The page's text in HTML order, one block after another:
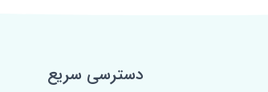
دسترسی سریع